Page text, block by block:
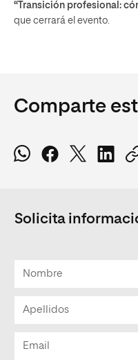
“Transición profesional:
que cerrará el evento.
Comparte
Solicita